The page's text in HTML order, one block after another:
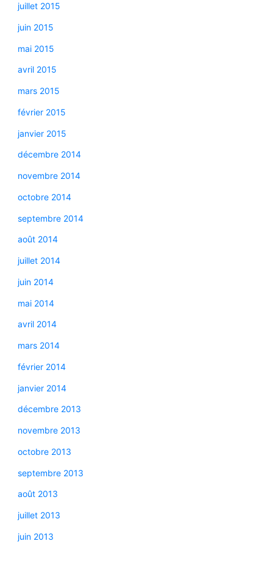
juillet 2015
juin 2015
mai 2015
avril 2015
mars 2015
février 2015
janvier 2015
décembre 2014
novembre 2014
octobre 2014
septembre 2014
août 2014
juillet 2014
juin 2014
mai 2014
avril 2014
mars 2014
février 2014
janvier 2014
décembre 2013
novembre 2013
octobre 2013
septembre 2013
août 2013
juillet 2013
juin 2013